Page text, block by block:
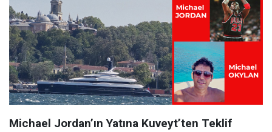
Michael Jordan’ın Yatına Kuveyt’ten Teklif